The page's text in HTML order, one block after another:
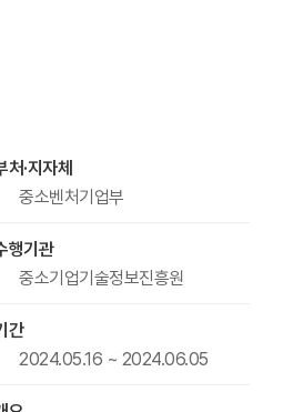
처·지자체
중소벤처기업부
행기관
중소기업기술정보진흥원
간
2024.05.16 ~ 2024.06.05